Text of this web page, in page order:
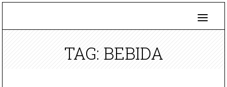
TAG: BEBIDA